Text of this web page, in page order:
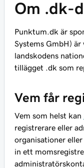
Om .dk-
Punktum.dk är
Systems GmbH)
landskodens
tillägget .dk som
Vem får
Vem som helst kan
registrerare eller
organisationer
in ett